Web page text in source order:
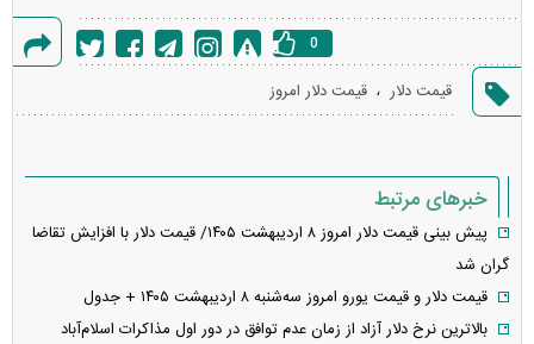
خطا
0
قیمت دلار ، قیمت دلار امروز
خبرهای مرتبط
پیش بینی قیمت دلار امروز ۸ اردیبهشت ۱۴۰۵/ قیمت دلار با افزایش تقاضا
گران شد
قیمت دلار و قیمت یورو امروز سه‌شنبه ۸ اردیبهشت ۱۴۰۵ + جدول
بالاترین نرخ دلار آزاد از زمان عدم توافق در دور اول مذاکرات اسلام‌آباد